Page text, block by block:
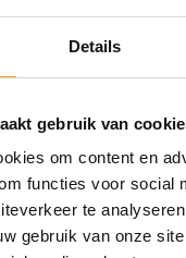
Details
gebruik van
om content en
functies voor social
te
gebruik van onze
op Het
camper op
je van alle